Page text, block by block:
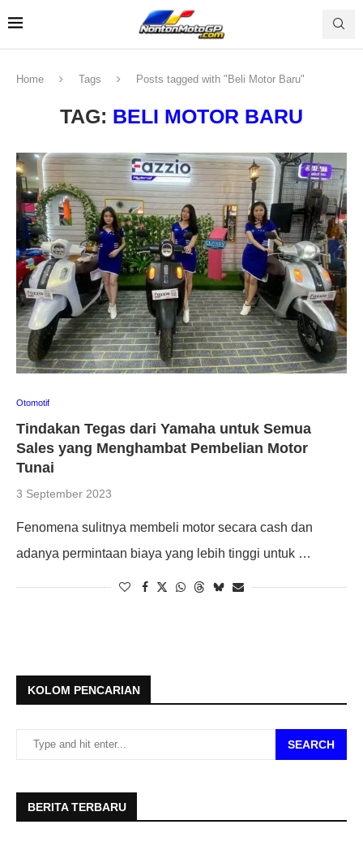
Home Tags Posts tagged with "Beli Motor Baru"
TAG: BELI MOTOR BARU
Otomotif
Tindakan Tegas dari Yamaha untuk Semua
Sales yang Menghambat Pembelian Motor
Tunai
3 September 2023
Fenomena sulitnya membeli motor secara cash dan
adanya permintaan biaya yang lebih tinggi untuk …
KOLOM PENCARIAN
SEARCH
BERITA TERBARU